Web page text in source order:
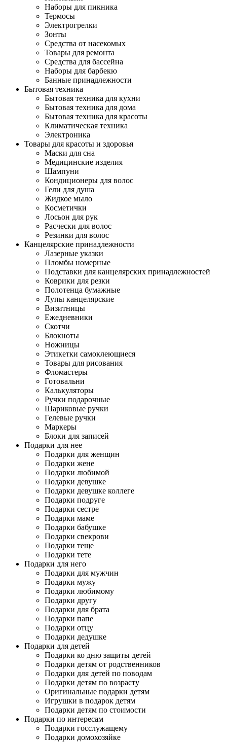
Наборы для пикника
Термосы
Электрогрелки
Зонты
Средства от насекомых
Товары для ремонта
Средства для бассейна
Наборы для барбекю
Банные принадлежности
Бытовая техника
Бытовая техника для кухни
Бытовая техника для дома
Бытовая техника для красоты
Климатическая техника
Электроника
Товары для красоты и здоровья
Маски для сна
Медицинские изделия
Шампуни
Кондиционеры для волос
Гели для душа
Жидкое мыло
Косметички
Лосьон для рук
Расчески для волос
Резинки для волос
Канцелярские принадлежности
Лазерные указки
Пломбы номерные
Подставки для канцелярских принадлежностей
Коврики для резки
Полотенца бумажные
Лупы канцелярские
Визитницы
Ежедневники
Скотчи
Блокноты
Ножницы
Этикетки самоклеющиеся
Товары для рисования
Фломастеры
Готовальни
Калькуляторы
Ручки подарочные
Шариковые ручки
Гелевые ручки
Маркеры
Блоки для записей
Подарки для нее
Подарки для женщин
Подарки жене
Подарки любимой
Подарки девушке
Подарки девушке коллеге
Подарки подруге
Подарки сестре
Подарки маме
Подарки бабушке
Подарки свекрови
Подарки теще
Подарки тете
Подарки для него
Подарки для мужчин
Подарки мужу
Подарки любимому
Подарки другу
Подарки для брата
Подарки папе
Подарки отцу
Подарки дедушке
Подарки для детей
Подарки ко дню защиты детей
Подарки детям от родственников
Подарки для детей по поводам
Подарки детям по возрасту
Оригинальные подарки детям
Игрушки в подарок детям
Подарки детям по стоимости
Подарки по интересам
Подарки госслужащему
Подарки домохозяйке